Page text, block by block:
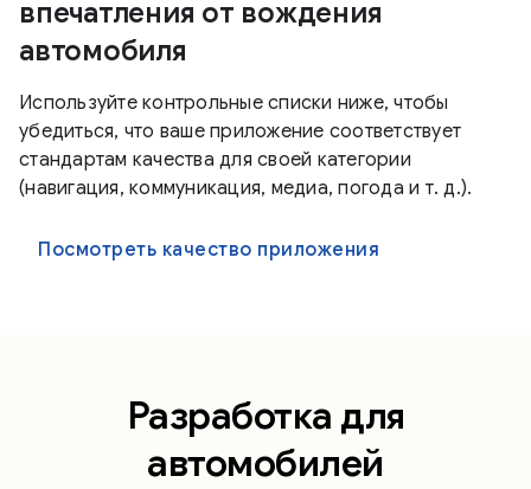
впечатления от вождения
автомобиля
Используйте контрольные списки ниже, чтобы
убедиться, что ваше приложение соответствует
стандартам качества для своей категории
(навигация, коммуникация, медиа, погода и т. д.).
Посмотреть качество приложения
Разработка для
автомобилей